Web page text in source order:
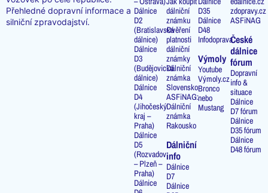
Přehledné dopravní informace a
silniční zpravodajství.
Dálnice
D2
(Bratislavská
dálnice)
Dálnice
D3
(Budějovická
dálnice)
Dálnice
D4
(Jihočeský
kraj –
Praha)
Dálnice
D5
(Rozvadov
– Plzeň –
Praha)
Dálnice
dálniční
známku
Ověření
platnosti
dálniční
známky
Dálniční
známka
Slovensko
ASFiNAG:
Dálniční
známka
Rakousko
Dálniční
info
Dálnice
D7
Dálnice
D35
Dálnice
D48
Infodoprava
Výmoly
Youtube
Výmoly.cz
Bronco
nebo
Mustang
zdopravy.cz
ASFiNAG
České
dálnice
fórum
Dopravní
info &
situace
Dálnice
D7 fórum
Dálnice
D35 fórum
Dálnice
D48 fórum